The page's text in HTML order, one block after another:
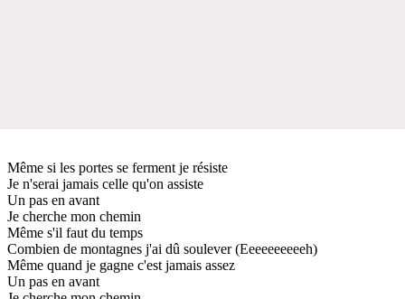
Même si les portes se ferment je résiste
Je n'serai jamais celle qu'on assiste
Un pas en avant
Je cherche mon chemin
Même s'il faut du temps
Combien de montagnes j'ai dû soulever (Eeeeeeeeeeh)
Même quand je gagne c'est jamais assez
Un pas en avant